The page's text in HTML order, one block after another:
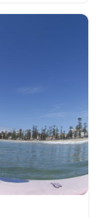
邊、橫掃）…